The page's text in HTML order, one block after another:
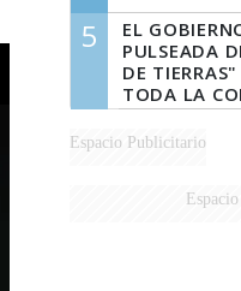
5
EL
PULSEADA
DE
TODA LA
DIGITAL
Espacio Publicitario